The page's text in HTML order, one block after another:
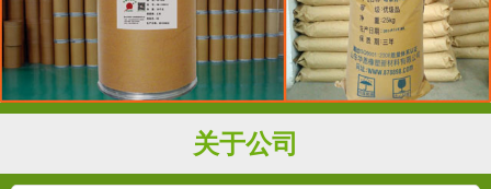
关于公司